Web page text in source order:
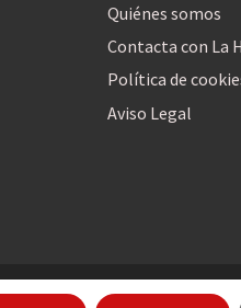
Quiénes somos
Contacta con La
Política de
Aviso Legal